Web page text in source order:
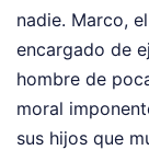
nadie. Marco,
encargado de
hombre de
moral
sus hijos que